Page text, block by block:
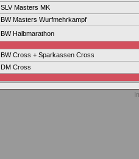
SLV Masters MK
BW Masters Wurfmehrkampf
BW Halbmarathon
BW Cross + Sparkassen Cross
DM Cross